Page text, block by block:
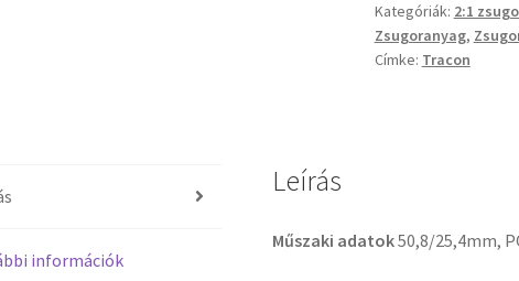
Kategóriák: 2:1
Zsugoranyag,
Címke: Tracon
információk
Leírás
Műszaki adatok50,8/25,4mm,